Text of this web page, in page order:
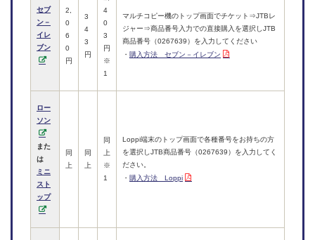
セブ
ン－
イレ
ブン
2,
0
6
0
円
3
4
3
円
4
0
3
円
※
1
マルチコピー機のトップ画面でチケット⇒JTBレ
ジャー⇒商品番号入力での直接購入を選択しJTB
商品番号（0267639）を入力してください
・ 購入方法 セブン－イレブン
ロー
ソン
また
は
ミニ
スト
ップ
同
上
同
上
同
上
※
1
Loppi端末のトップ画面で各種番号をお持ちの方
を選択しJTB商品番号（0267639）を入力してく
ださい。
・ 購入方法 Loppi